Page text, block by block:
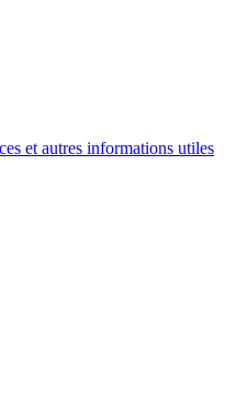
et autres informations utiles